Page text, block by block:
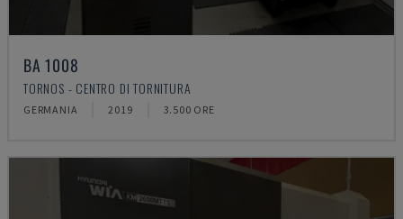
BA 1008
TORNOS - CENTRO DI TORNITURA
GERMANIA 2019 3.500 ORE